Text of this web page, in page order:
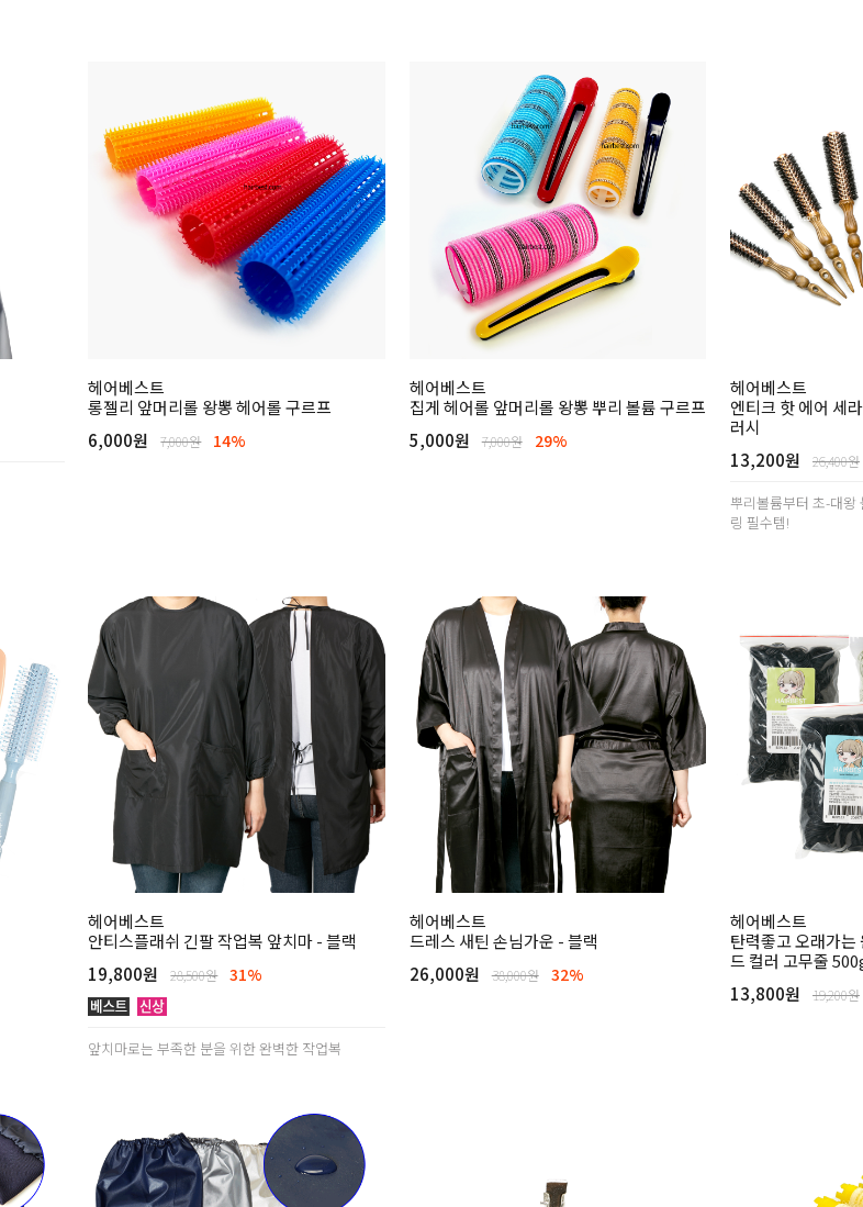
헤어베스트
롱젤리 앞머리롤 왕뽕 헤어롤 구르프
6,000원
7,000원 14%
헤어베스트
집게 헤어롤 앞머리롤 왕뽕 뿌리 볼륨 구르프
5,000원
7,000원 29%
헤어베스트
엔티크 핫 에어 세
러시
13,200원
26,400원
뿌리볼륨부터 초-대왕
링 필수템!
헤어베스트
안티스플래쉬 긴팔 작업복 앞치마 - 블랙
19,800원
28,500원 31%
앞치마로는 부족한 분을 위한 완벽한 작업복
헤어베스트
드레스 새틴 손님가운 - 블랙
26,000원
38,000원 32%
헤어베스트
탄력좋고 오래가
드 컬러 고무줄
13,800원
19,200원